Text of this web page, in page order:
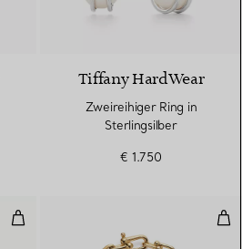
Tiffany HardWear
Zweireihiger Ring in
Sterlingsilber
€ 1.750
Kleine Wickelhalskettein